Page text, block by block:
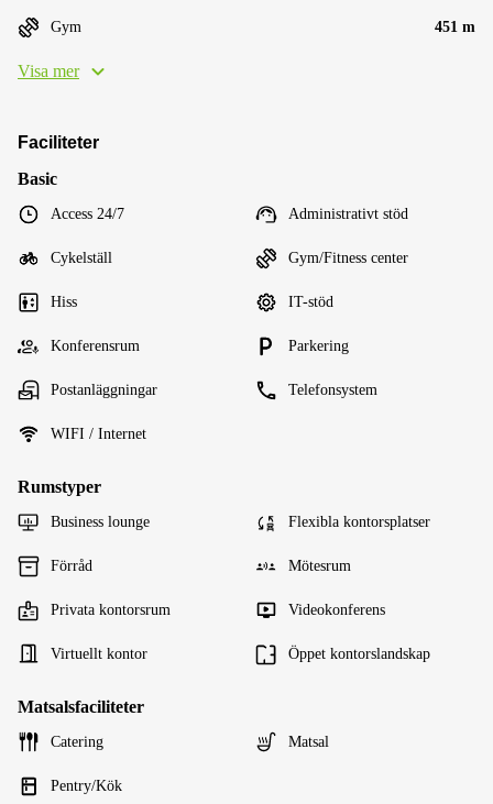
Gym 451 m
Visa mer
Faciliteter
Basic
Access 24/7 Administrativt stöd
Cykelställ Gym/Fitness center
Hiss IT-stöd
Konferensrum Parkering
Postanläggningar Telefonsystem
WIFI / Internet
Rumstyper
Business lounge Flexibla kontorsplatser
Förråd Mötesrum
Privata kontorsrum Videokonferens
Virtuellt kontor Öppet kontorslandskap
Matsalsfaciliteter
Catering Matsal
Pentry/Kök